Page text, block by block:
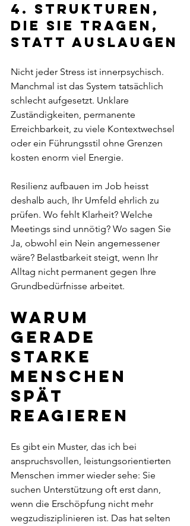
4. Strukturen,
die Sie tragen,
statt auslaugen
Nicht jeder Stress ist innerpsychisch.
Manchmal ist das System tatsächlich
schlecht aufgesetzt. Unklare
Zuständigkeiten, permanente
Erreichbarkeit, zu viele Kontextwechsel
oder ein Führungsstil ohne Grenzen
kosten enorm viel Energie.
Resilienz aufbauen im Job heisst
deshalb auch, Ihr Umfeld ehrlich zu
prüfen. Wo fehlt Klarheit? Welche
Meetings sind unnötig? Wo sagen Sie
Ja, obwohl ein Nein angemessener
wäre? Belastbarkeit steigt, wenn Ihr
Alltag nicht permanent gegen Ihre
Grundbedürfnisse arbeitet.
Warum
gerade
starke
Menschen
spät
reagieren
Es gibt ein Muster, das ich bei
anspruchsvollen, leistungsorientierten
Menschen immer wieder sehe: Sie
suchen Unterstützung oft erst dann,
wenn die Erschöpfung nicht mehr
wegzudisziplinieren ist. Das hat selten